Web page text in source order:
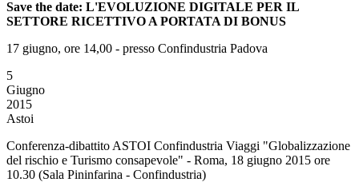
Save the date: L'EVOLUZIONE DIGITALE PER IL
SETTORE RICETTIVO A PORTATA DI BONUS
17 giugno, ore 14,00 - presso Confindustria Padova
5
Giugno
2015
Astoi
Conferenza-dibattito ASTOI Confindustria Viaggi "Globalizzazione
del rischio e Turismo consapevole" - Roma, 18 giugno 2015 ore
10.30 (Sala Pininfarina - Confindustria)